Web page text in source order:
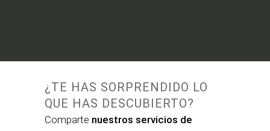
¿TE HAS SORPRENDIDO LO
QUE HAS DESCUBIERTO?
Comparte nuestros servicios de